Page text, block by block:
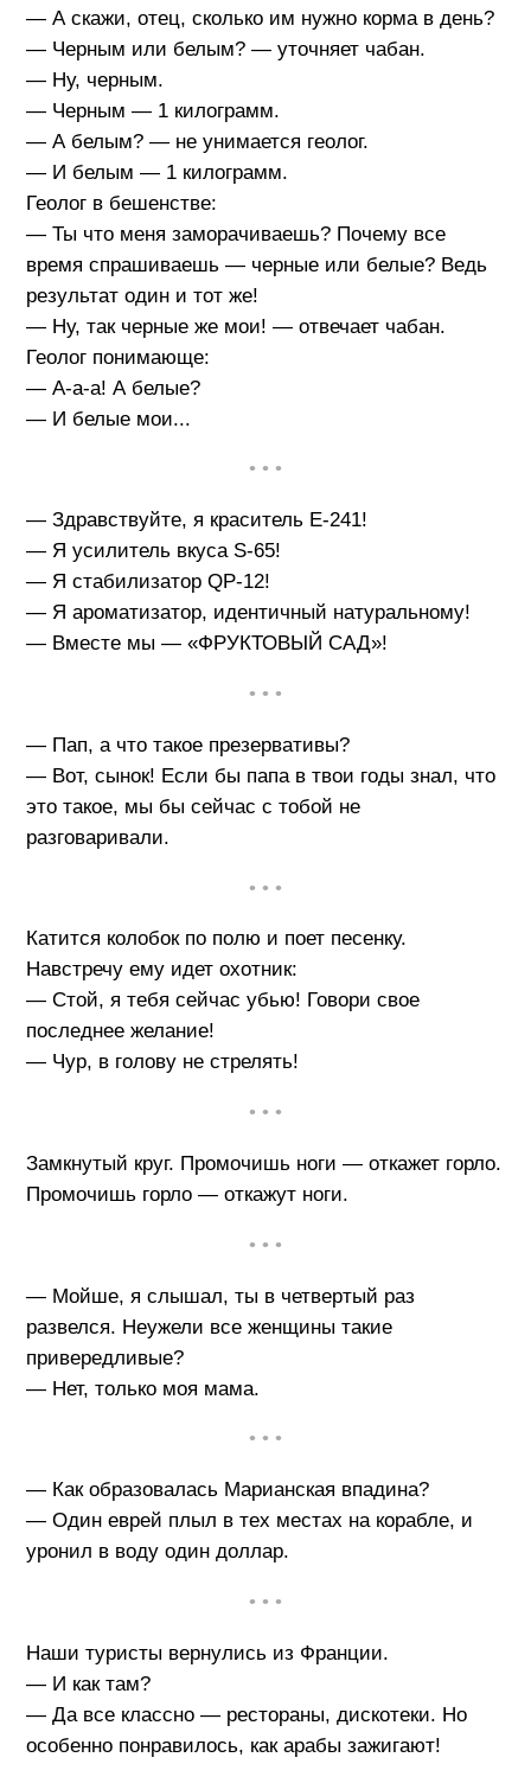
— А скажи, отец, сколько им нужно корма в день?
— Черным или белым? — уточняет чабан.
— Ну, черным.
— Черным — 1 килограмм.
— А белым? — не унимается геолог.
— И белым — 1 килограмм.
Геолог в бешенстве:
— Ты что меня заморачиваешь? Почему все
время спрашиваешь — черные или белые? Ведь
результат один и тот же!
— Ну, так черные же мои! — отвечает чабан.
Геолог понимающе:
— А-а-а! А белые?
— И белые мои...
• • •
— Здравствуйте, я краситель E-241!
— Я усилитель вкуса S-65!
— Я стабилизатор QP-12!
— Я ароматизатор, идентичный натуральному!
— Вместе мы — «ФРУКТОВЫЙ САД»!
• • •
— Пап, а что такое презервативы?
— Вот, сынок! Если бы папа в твои годы знал, что
это такое, мы бы сейчас с тобой не
разговаривали.
• • •
Катится колобок по полю и поет песенку.
Навстречу ему идет охотник:
— Стой, я тебя сейчас убью! Говори свое
последнее желание!
— Чур, в голову не стрелять!
• • •
Замкнутый круг. Промочишь ноги — откажет горло.
Промочишь горло — откажут ноги.
• • •
— Мойше, я слышал, ты в четвертый раз
развелся. Неужели все женщины такие
привередливые?
— Нет, только моя мама.
• • •
— Как образовалась Марианская впадина?
— Один еврей плыл в тех местах на корабле, и
уронил в воду один доллар.
• • •
Наши туристы вернулись из Франции.
— И как там?
— Да все классно — рестораны, дискотеки. Но
особенно понравилось, как арабы зажигают!